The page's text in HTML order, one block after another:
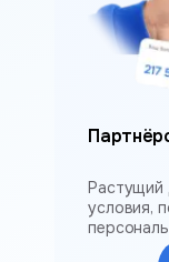
Растущий
условия,